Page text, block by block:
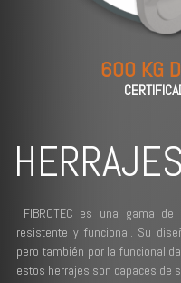
600 KG
FIBROTEC es una gama
resistente y funcional. Su
pero también por la
estos herrajes son capaces de